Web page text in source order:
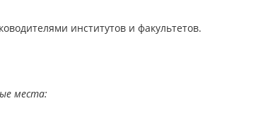
институтов и факультетов.
места: